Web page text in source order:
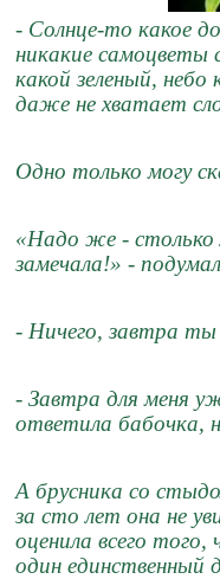
- Солнце-то какое
никакие самоцветы
какой зеленый, небо
даже не хватает
Одно только могу
«Надо же - столько
замечала!» -
- Ничего, завтра ты
- Завтра для меня
ответила бабочка,
А брусника со
за сто лет она не
оценила всего того,
один единственный